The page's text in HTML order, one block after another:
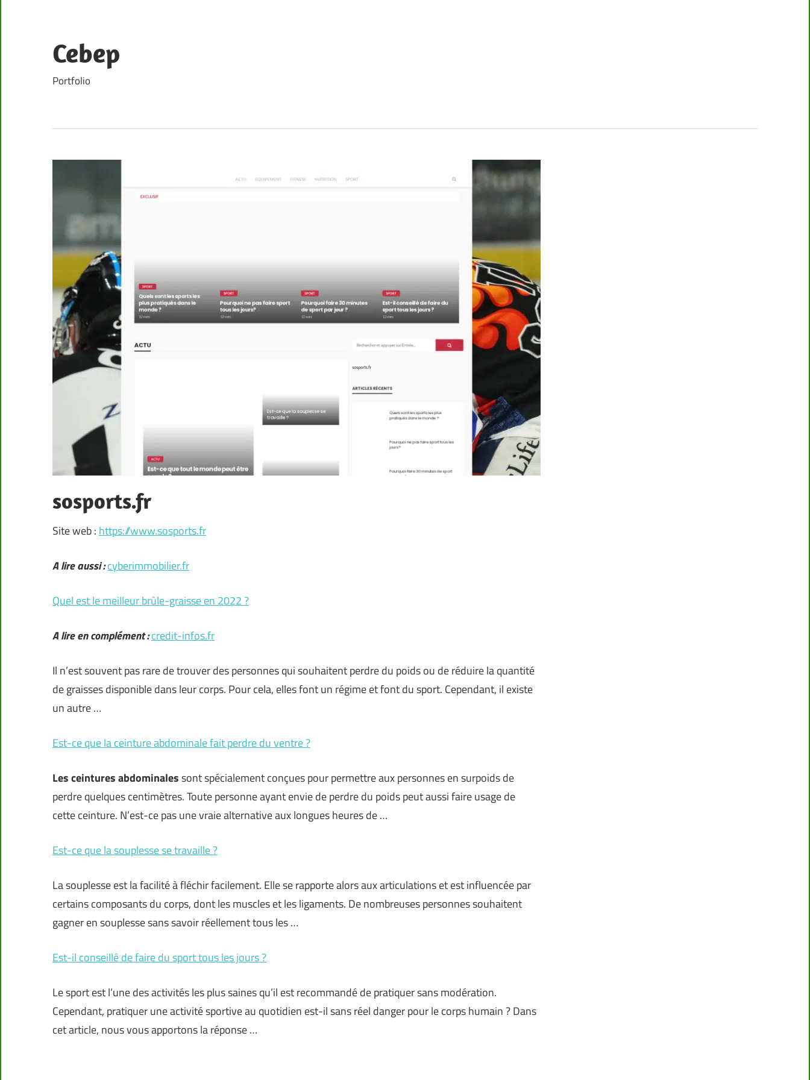
content
Cebep
Portfolio
sosports.fr
Site web : https://www.sosports.fr
A lire aussi :cyberimmobilier.fr
Quel est le meilleur brûle-graisse en 2022 ?
A lire en complément :credit-infos.fr
Il n’est souvent pas rare de trouver des personnes qui souhaitent perdre du poids ou de réduire la quantité
de graisses disponible dans leur corps. Pour cela, elles font un régime et font du sport. Cependant, il existe
un autre …
Est-ce que la ceinture abdominale fait perdre du ventre ?
Les ceintures abdominalessont spécialement conçues pour permettre aux personnes en surpoids de
perdre quelques centimètres. Toute personne ayant envie de perdre du poids peut aussi faire usage de
cette ceinture. N’est-ce pas une vraie alternative aux longues heures de …
Est-ce que la souplesse se travaille ?
La souplesse est la facilité à fléchir facilement. Elle se rapporte alors aux articulations et est influencée par
certains composants du corps, dont les muscles et les ligaments. De nombreuses personnes souhaitent
gagner en souplesse sans savoir réellement tous les …
Est-il conseillé de faire du sport tous les jours ?
Le sport est l’une des activités les plus saines qu’il est recommandé de pratiquer sans modération.
Cependant, pratiquer une activité sportive au quotidien est-il sans réel danger pour le corps humain ? Dans
cet article, nous vous apportons la réponse …